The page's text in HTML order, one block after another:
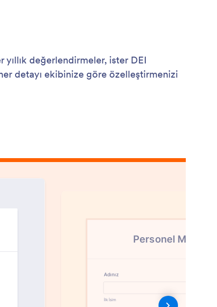
yıllık değerlendirmeler, ister DEI
detayı ekibinize göre özelleştirmenizi